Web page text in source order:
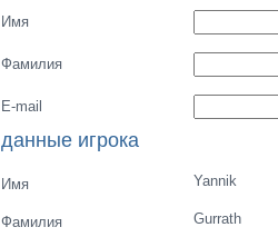
Имя
Фамилия
E-mail
данные игрока
Имя Yannik
Фамилия Gurrath